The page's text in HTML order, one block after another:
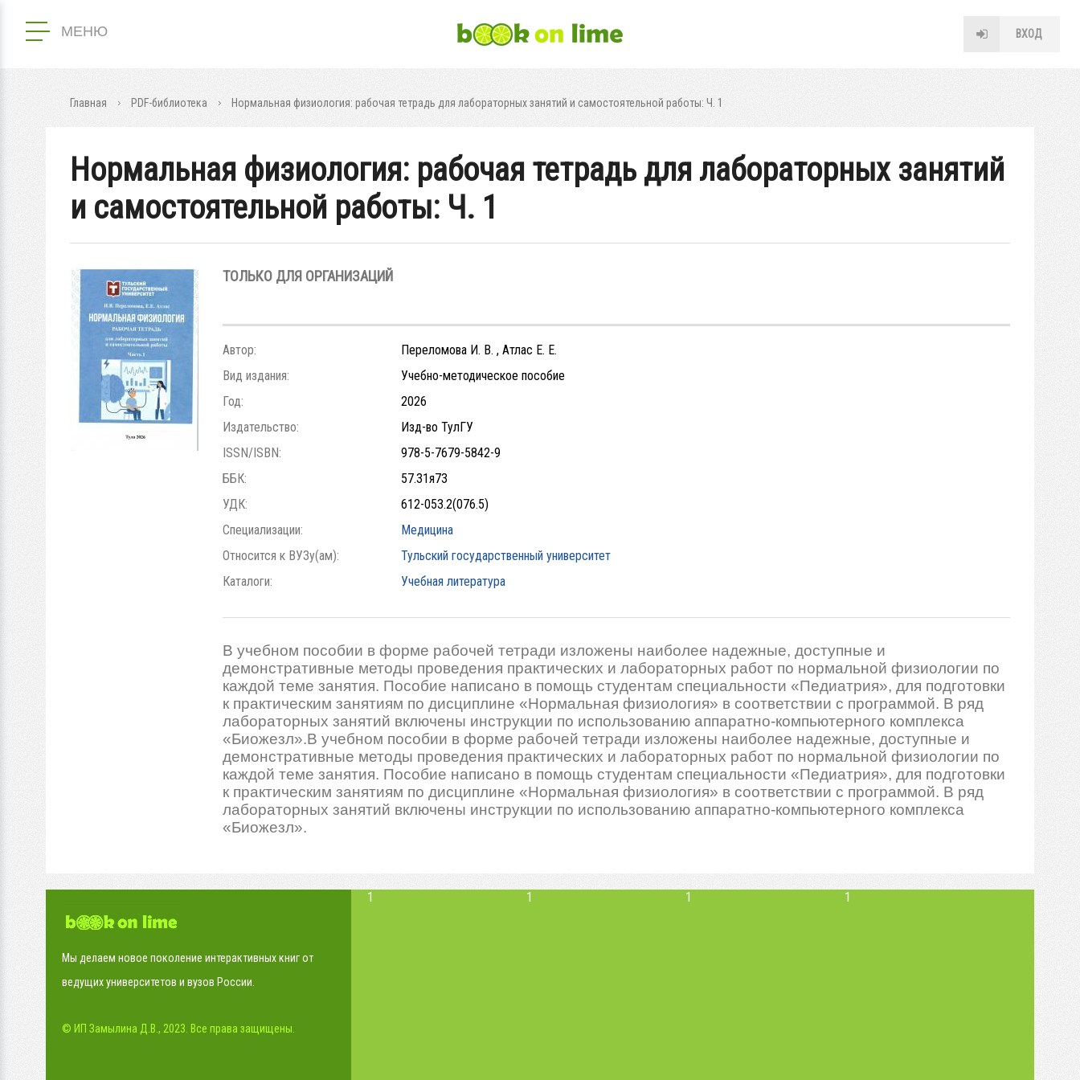
МЕНЮ ВХОД
Главная PDF-библиотека Нормальная физиология: рабочая тетрадь для лабораторных занятий и самостоятельной работы: Ч. 1
Нормальная физиология: рабочая тетрадь для лабораторных занятий
и самостоятельной работы: Ч. 1
ТОЛЬКО ДЛЯ ОРГАНИЗАЦИЙ
Автор:
Переломова И. В. , Атлас Е. Е.
Вид издания:
Учебно-методическое пособие
Год:
2026
Издательство:
Изд-во ТулГУ
ISSN/ISBN:
978-5-7679-5842-9
ББК:
57.31я73
УДК:
612-053.2(076.5)
Специализации:
Медицина
Относится к ВУЗу(ам):
Тульский государственный университет
Каталоги:
Учебная литература
В учебном пособии в форме рабочей тетради изложены наиболее надежные, доступные и
демонстративные методы проведения практических и лабораторных работ по нормальной физиологии по
каждой теме занятия. Пособие написано в помощь студентам специальности «Педиатрия», для подготовки
к практическим занятиям по дисциплине «Нормальная физиология» в соответствии с программой. В ряд
лабораторных занятий включены инструкции по использованию аппаратно-компьютерного комплекса
«Биожезл».В учебном пособии в форме рабочей тетради изложены наиболее надежные, доступные и
демонстративные методы проведения практических и лабораторных работ по нормальной физиологии по
каждой теме занятия. Пособие написано в помощь студентам специальности «Педиатрия», для подготовки
к практическим занятиям по дисциплине «Нормальная физиология» в соответствии с программой. В ряд
лабораторных занятий включены инструкции по использованию аппаратно-компьютерного комплекса
«Биожезл».
Мы делаем новое поколение интерактивных книг от
ведущих университетов и вузов России.
© ИП Замылина Д.В., 2023. Все права защищены.
1 1 1 1